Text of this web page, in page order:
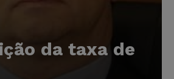
da taxa de